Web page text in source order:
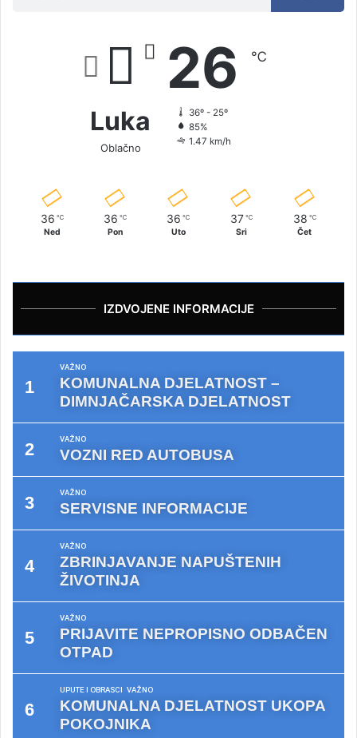
Luka
Oblačno
26 ℃
36º - 25º
85%
1.47 km/h
36 ℃
Ned
36 ℃
Pon
36 ℃
Uto
37 ℃
Sri
38 ℃
Čet
IZDVOJENE INFORMACIJE
VAŽNO
KOMUNALNA DJELATNOST –
DIMNJAČARSKA DJELATNOST
VAŽNO
VOZNI RED AUTOBUSA
VAŽNO
SERVISNE INFORMACIJE
VAŽNO
ZBRINJAVANJE NAPUŠTENIH
ŽIVOTINJA
VAŽNO
PRIJAVITE NEPROPISNO ODBAČEN
OTPAD
UPUTE I OBRASCI VAŽNO
KOMUNALNA DJELATNOST UKOPA
POKOJNIKA